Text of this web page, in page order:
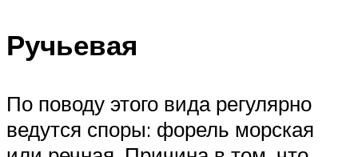
Ручьевая
По поводу этого вида регулярно
ведутся споры: форель морская